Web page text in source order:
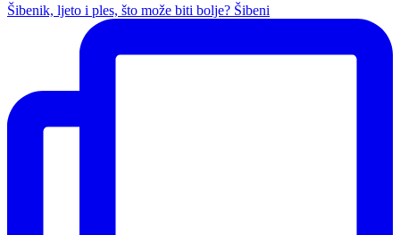
Šibenik, ljeto i ples, što može biti bolje? Šibeni